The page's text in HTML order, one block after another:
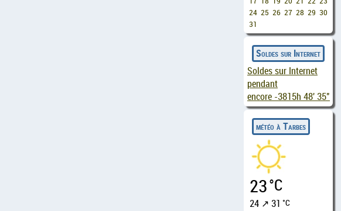
24 25 26 27 28 29 30
31
Soldes sur Internet
Soldes sur Internet
pendant
encore -3815h 48' 35"
météo à Tarbes
23°C
24 ↗ 31 °C